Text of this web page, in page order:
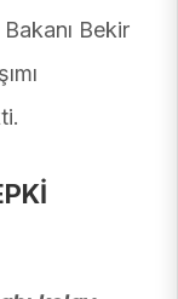
Bekir